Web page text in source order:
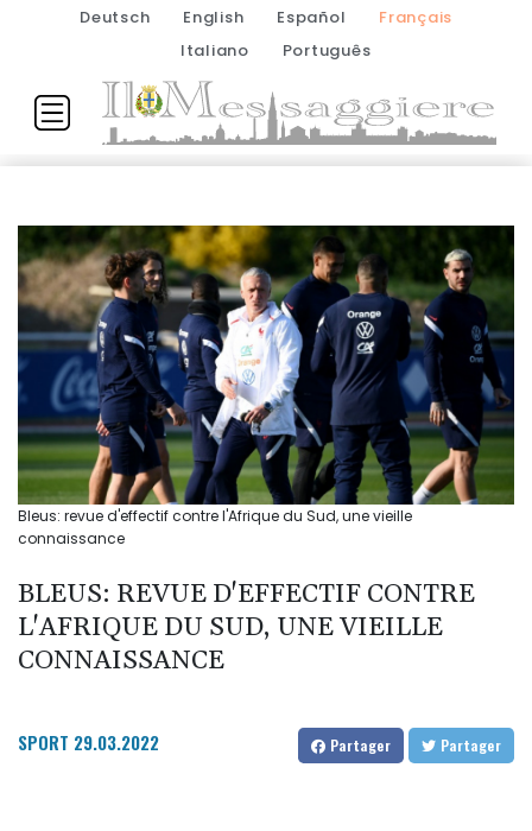
Deutsch English Español
Français
Italiano
Português
Bleus: revue d'effectif contre l'Afrique du Sud, une vieille
connaissance
BLEUS: REVUE D'EFFECTIF CONTRE
L'AFRIQUE DU SUD, UNE VIEILLE
CONNAISSANCE
SPORT 29.03.2022 Partager Partager